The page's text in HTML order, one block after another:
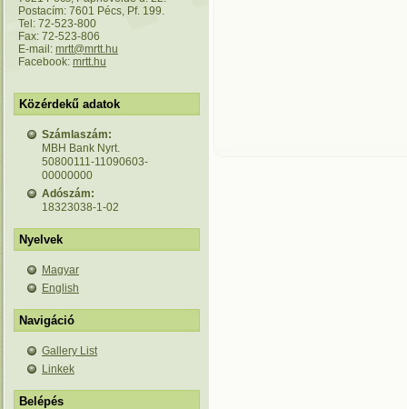
Postacím: 7601 Pécs, Pf. 199.
Tel: 72-523-800
Fax: 72-523-806
E-mail: mrtt@mrtt.hu
Facebook: mrtt.hu
Közérdekű adatok
Számlaszám:
MBH Bank Nyrt.
50800111-11090603-
00000000
Adószám:
18323038-1-02
Nyelvek
Magyar
English
Navigáció
Gallery List
Linkek
Belépés